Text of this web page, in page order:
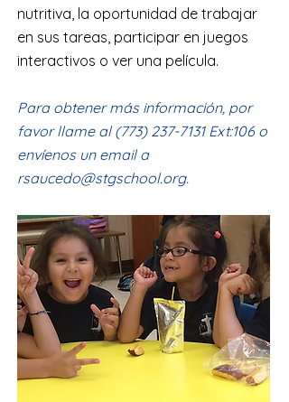
nutritiva, la oportunidad de trabajar
en sus tareas, participar en juegos
interactivos o ver una película.
Para obtener más información, por
favor llame al (773) 237-7131Ext:106 o
envíenos un email a
rsaucedo@stgschool.org.